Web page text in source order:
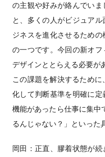
の主観や好みが絡んでいま
と、多くの人がビジュア
ジネスを進化させるため
の一つです。今回の新オ
デザインととらえる必要が
この課題を解決するため
化して判断基準を明確に
機能があったら仕事に集
るんじゃない？」といった
岡田：正直、膠着状態が